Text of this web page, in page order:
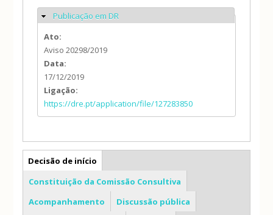
Ocultar
Publicação em DR
Ato:
Aviso 20298/2019
Data:
17/12/2019
Ligação:
https://dre.pt/application/file/127283850
PDM
Decisão de início
Constituição da Comissão Consultiva
Acompanhamento
Discussão pública